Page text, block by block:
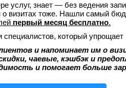
услуг, знает — без ведения
о визитах тоже. Нашли самый
первый месяц бесплатно.
специалистов, который упрощает
и напоминает им о
чаевые, кэшбэк и
и помогает больше